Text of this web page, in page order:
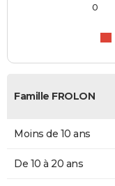
0
Famille FROLON
Moins de 10 ans
De 10 à 20 ans